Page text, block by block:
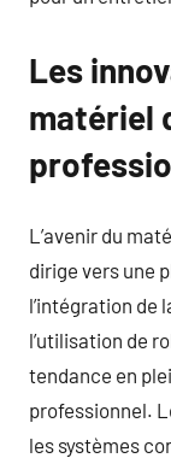
Les
matériel
L’avenir du
dirige vers une
l’intégration de
l’utilisation de
tendance en
professionnel.
les systèmes